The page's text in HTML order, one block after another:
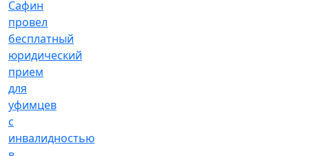
Сафин
провел
бесплатный
юридический
прием
для
уфимцев
с
инвалидностью